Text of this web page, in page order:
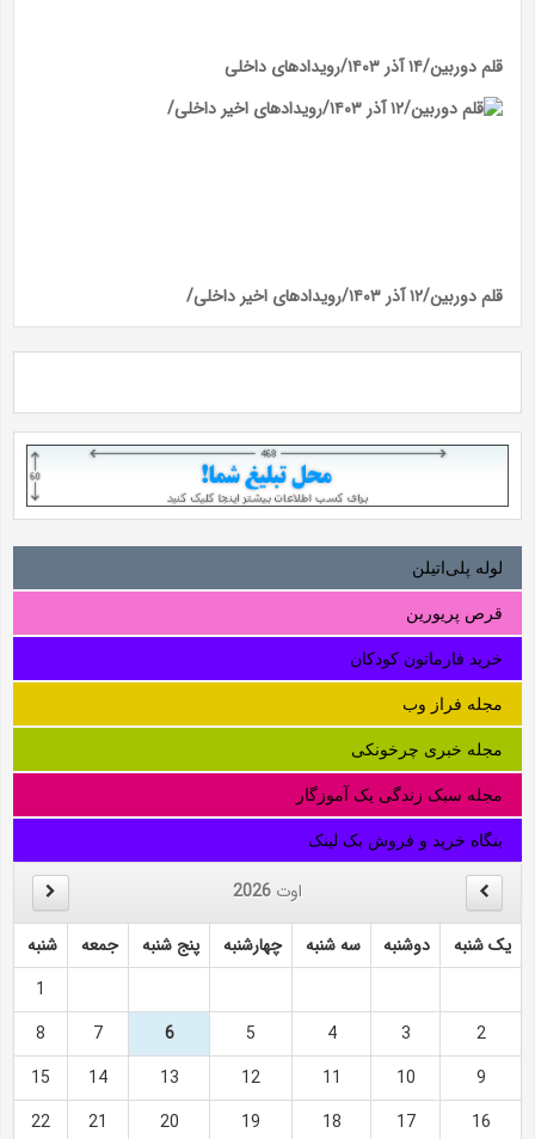
قلم دوربین/۱۴ آذر ۱۴۰۳/رویداد‌های داخلی
قلم دوربین/۱۲ آذر ۱۴۰۳/رویداد‌های اخیر داخلی/
لوله‌ پلی‌اتیلن
قرص پریورین
خرید فارماتون کودکان
مجله فراز وب
مجله خبری چرخونکی
مجله سبک زندگی یک آموزگار
بنگاه خرید و فروش بک لینک
اوت 2026
یک شنبه دوشنبه سه شنبه چهارشنبه پنج شنبه جمعه
شنبه
1
2
3
4
5
6
7
8
9
10
11
12
13
14
15
16
17
18
19
20
21
22